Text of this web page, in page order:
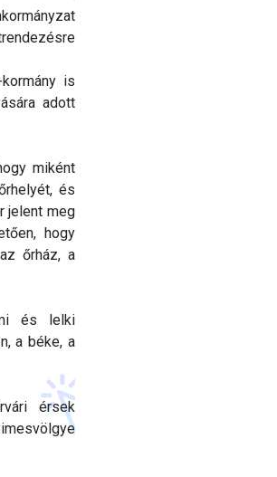
is
adott
miként
és
jelent meg
hogy
őrház, a
és lelki
a béke, a
érsek